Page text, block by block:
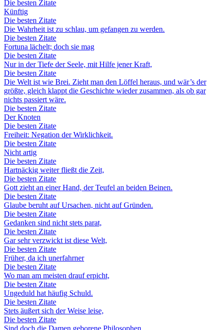
Die besten Zitate
Künftig
Die besten Zitate
Die Wahrheit ist zu schlau, um gefangen zu werden.
Die besten Zitate
Fortuna lächelt; doch sie mag
Die besten Zitate
Nur in der Tiefe der Seele, mit Hilfe jener Kraft,
Die besten Zitate
Die Welt ist wie Brei. Zieht man den Löffel heraus, und wär’s der
größte, gleich klappt die Geschichte wieder zusammen, als ob gar
nichts passiert wäre.
Die besten Zitate
Der Knoten
Die besten Zitate
Freiheit: Negation der Wirklichkeit.
Die besten Zitate
Nicht artig
Die besten Zitate
Hartnäckig weiter fließt die Zeit,
Die besten Zitate
Gott zieht an einer Hand, der Teufel an beiden Beinen.
Die besten Zitate
Glaube beruht auf Ursachen, nicht auf Gründen.
Die besten Zitate
Gedanken sind nicht stets parat,
Die besten Zitate
Gar sehr verzwickt ist diese Welt,
Die besten Zitate
Früher, da ich unerfahrner
Die besten Zitate
Wo man am meisten drauf erpicht,
Die besten Zitate
Ungeduld hat häufig Schuld.
Die besten Zitate
Stets äußert sich der Weise leise,
Die besten Zitate
Sind doch die Damen geborene Philosophen